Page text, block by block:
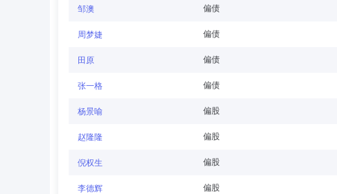
任职日期：
Paul Quinsee：董事，学士学位。曾任摩根资产管理美国权益投
胡海兰 任职日期：
胡海兰女士：学士学位。曾任法国巴黎银行上海分行财务主管。
邹澳 偏债
周梦婕 偏债
田原 偏债
张一格 偏债
杨景喻 偏股
赵隆隆 偏股
倪权生 偏股
李德辉 偏股